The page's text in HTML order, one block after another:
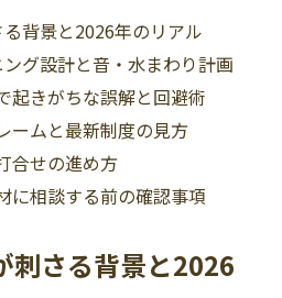
背景と2026年のリアル
グ設計と音・水まわり計画
起きがちな誤解と回避術
ームと最新制度の見方
合せの進め方
に相談する前の確認事項
刺さる背景と2026